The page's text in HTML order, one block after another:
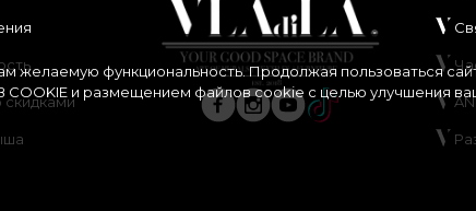
желаемую функциональность. Продолжая пользоваться
и размещением файлов cookie с целью улучшения
скидками